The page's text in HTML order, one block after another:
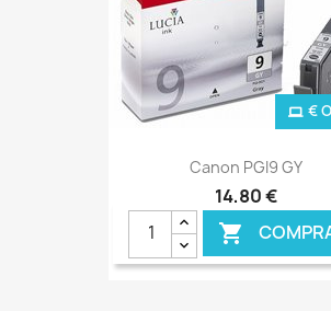
Canon PGI9 GY
14,80 €

€